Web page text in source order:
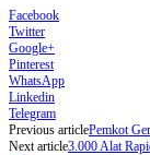
Facebook
Twitter
Google+
Pinterest
WhatsApp
Linkedin
Telegram
Previous articlePemkot
Next article3.000 Alat